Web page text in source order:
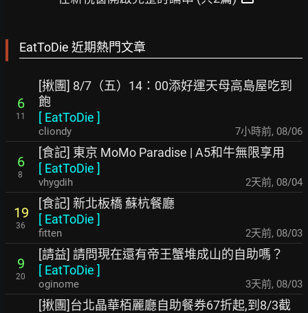
EatToDie 近期熱門文章
6
11
[揪團] 8/7（五）14：00添好運天母高島屋吃到
飽
[ EatToDie ]
cliondy 7小時前, 08/06
6
8
[食記] 東京 MoMo Paradise | A5和牛無限享用
[ EatToDie ]
vhygdih 2天前, 08/04
19
36
[食記] 新北板橋 蘇杭餐廳
[ EatToDie ]
fitten 2天前, 08/03
9
20
[請益] 請問現在還有帝王蟹堆成山的自助嗎？
[ EatToDie ]
oginome 3天前, 08/03
[揪團]台北晶華栢麗廳自助餐券67折起,到8/3截